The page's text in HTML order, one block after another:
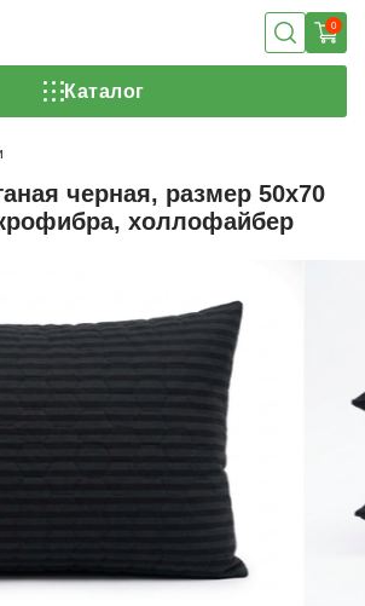
0
Каталог
черная, размер 50х70
холлофайбер